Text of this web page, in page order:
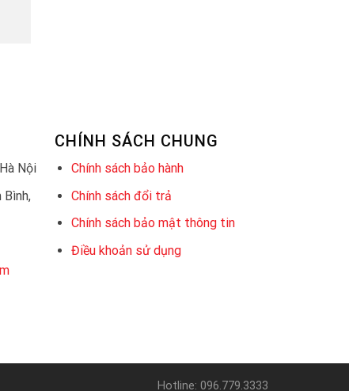
Nội
CHÍNH SÁCH CHUNG
Chính sách bảo hành
Chính sách đổi trả
Chính sách bảo mật thông tin
Điều khoản sử dụng
Hotline: 096.779.3333